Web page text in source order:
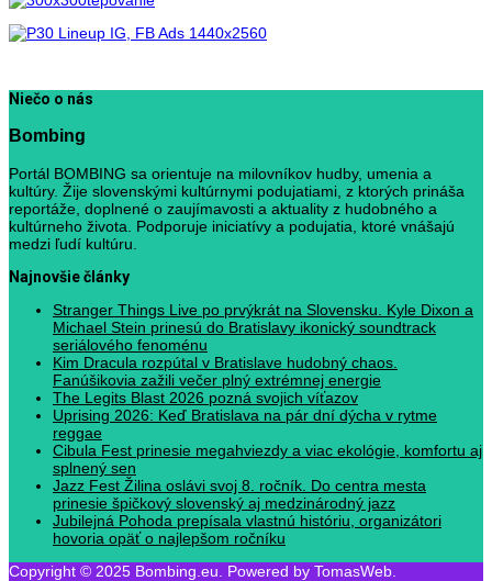
Niečo o nás
Bombing
Portál BOMBING sa orientuje na milovníkov hudby, umenia a
kultúry. Žije slovenskými kultúrnymi podujatiami, z ktorých prináša
reportáže, doplnené o zaujímavosti a aktuality z hudobného a
kultúrneho života. Podporuje iniciatívy a podujatia, ktoré vnášajú
medzi ľudí kultúru.
Najnovšie články
Stranger Things Live po prvýkrát na Slovensku. Kyle Dixon a
Michael Stein prinesú do Bratislavy ikonický soundtrack
seriálového fenoménu
Kim Dracula rozpútal v Bratislave hudobný chaos.
Fanúšikovia zažili večer plný extrémnej energie
The Legits Blast 2026 pozná svojich víťazov
Uprising 2026: Keď Bratislava na pár dní dýcha v rytme
reggae
Cibula Fest prinesie megahviezdy a viac ekológie, komfortu aj
splnený sen
Jazz Fest Žilina oslávi svoj 8. ročník. Do centra mesta
prinesie špičkový slovenský aj medzinárodný jazz
Jubilejná Pohoda prepísala vlastnú históriu, organizátori
hovoria opäť o najlepšom ročníku
Copyright © 2025 Bombing.eu. Powered by TomasWeb.